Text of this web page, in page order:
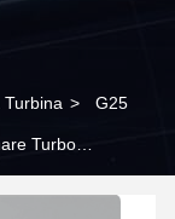
> G25
Turbo